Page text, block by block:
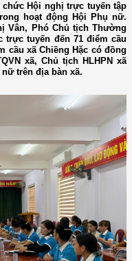
chức Hội nghị trực tuyến tập
hoạt động Hội Phụ nữ.
Vân, Phó Chủ tịch Thường
tuyến đến 71 điểm cầu
cầu xã Chiềng Hặc có đồng
xã, Chủ tịch HLHPN xã
trên địa bàn xã.